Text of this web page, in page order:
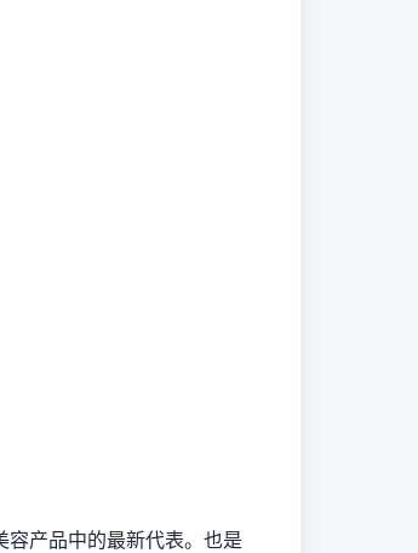
产品中的最新代表。也是